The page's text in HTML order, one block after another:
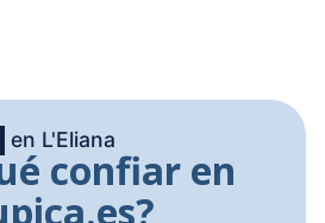
en L'Eliana
confiar en